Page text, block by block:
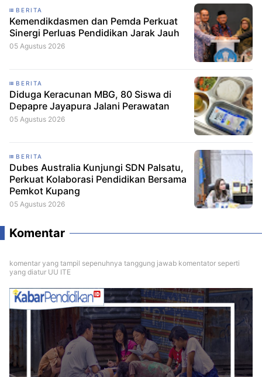
BERITA
Kemendikdasmen dan Pemda Perkuat
Sinergi Perluas Pendidikan Jarak Jauh
05 Agustus 2026
BERITA
Diduga Keracunan MBG, 80 Siswa di
Depapre Jayapura Jalani Perawatan
05 Agustus 2026
BERITA
Dubes Australia Kunjungi SDN Palsatu,
Perkuat Kolaborasi Pendidikan Bersama
Pemkot Kupang
05 Agustus 2026
Komentar
komentar yang tampil sepenuhnya tanggung jawab komentator seperti
yang diatur UU ITE